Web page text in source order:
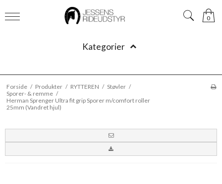
0
Kategorier
Forside / Produkter / RYTTEREN / Støvler /
Sporer- & remme /
Herman Sprenger Ultra fit grip Sporer m/comfort roller
25mm (Vandret hjul)